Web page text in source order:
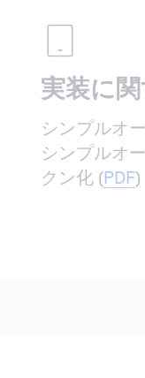
実装に
シンプルオ
シンプルオ
クン化 (PDF)